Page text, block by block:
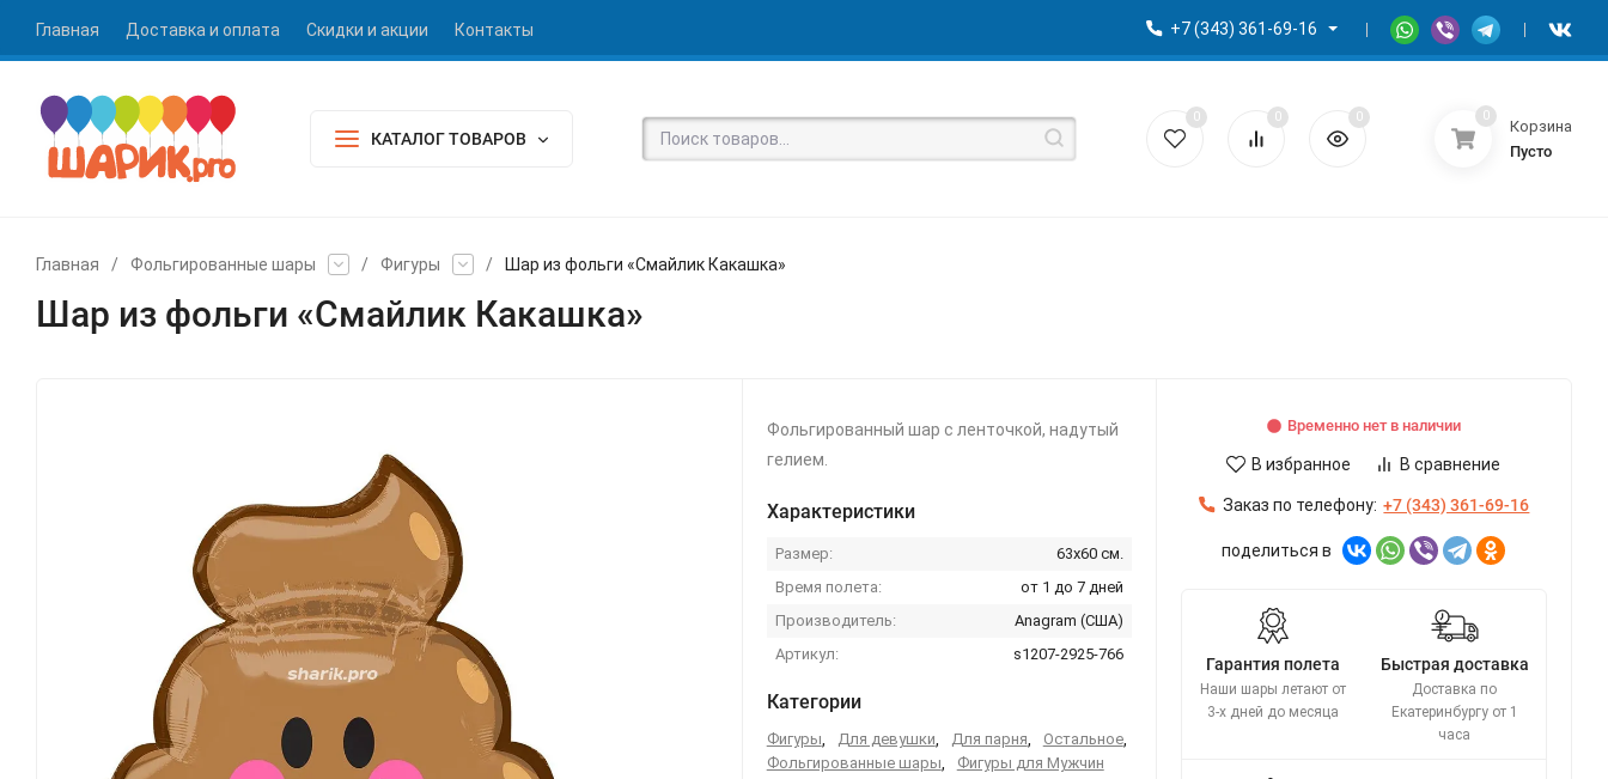
Главная Доставка и оплата Скидки и акции Контакты +7 (343) 361-69-16
КАТАЛОГ ТОВАРОВ
0 0 0 0
Корзина
Пусто
Главная / Фольгированные шары / Фигуры / Шар из фольги «Смайлик Какашка»
Шар из фольги «Смайлик Какашка»
Фольгированный шар с ленточкой, надутый
гелием.
Характеристики
Размер:
63x60 см.
Время полета:
от 1 до 7 дней
Производитель:
Anagram (США)
Артикул:
s1207-2925-766
Категории
Фигуры, Для девушки, Для парня, Остальное,
Фольгированные шары, Фигуры для Мужчин
Временно нет в наличии
В избранное В сравнение
Заказ по телефону: +7 (343) 361-69-16
поделиться в
Гарантия полета
Наши шары летают от
3-х дней до месяца
Быстрая доставка
Доставка по
Екатеринбургу от 1
часа